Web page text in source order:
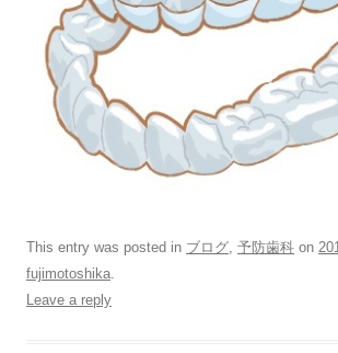
This entry was posted in ブログ 予防歯科 on
fujimotoshika
Leave a reply